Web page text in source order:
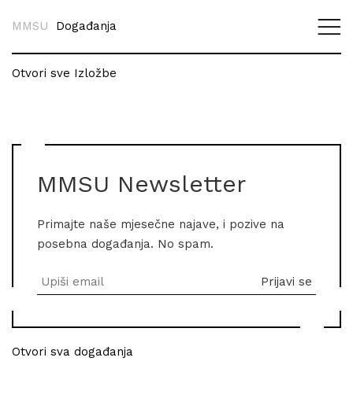
MMSU Događanja
Otvori sve Izložbe
MMSU Newsletter
Primajte naše mjesečne najave, i pozive na
posebna događanja. No spam.
Otvori sva događanja